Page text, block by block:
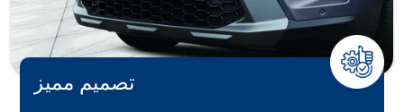
تصميم مميز